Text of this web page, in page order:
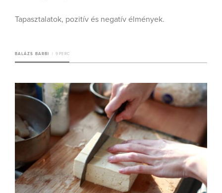
Tapasztalatok, pozitív és negatív élmények.
BALÁZS BARBI 9 PERC